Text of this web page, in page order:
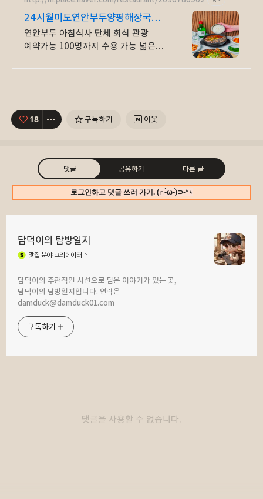
24시월미도연안부두양평해장국
쉽고 빠른 네이버 예약!
연안부두 아침식사 단체 회식 관광
예약가능 100명까지 수용 가능 넓은
즐겨보세요!
18 구독하기 이웃
댓글 공유하기 다른 글
로그인하고 댓글 쓰러 가기. (∩•̀ω•́)⊃-*⋆
담덕이의 탐방일지
맛집 분야 크리에이터
담덕이의 주관적인 시선으로 담은 이야기가 있는 곳,
담덕이의 탐방일지입니다. 연락은
damduck@damduck01.com
구독하기
댓글을 사용할 수 없습니다.
트위터
카카오스토리
솔직히 만만한데 든든한 고반식당의 찌개
정식 고기 듬뿍 김치찌개입니다. by
직장인 점심 메뉴 탐방
2026.01.12